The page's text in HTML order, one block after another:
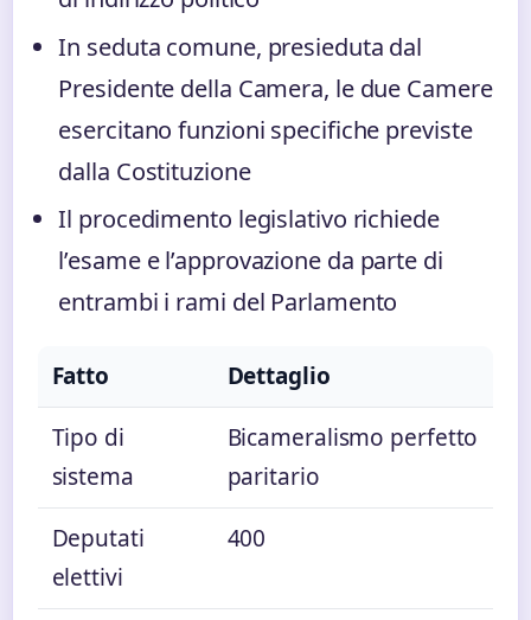
In seduta comune, presieduta dal
Presidente della Camera, le due Camere
esercitano funzioni specifiche previste
dalla Costituzione
Il procedimento legislativo richiede
l’esame e l’approvazione da parte di
entrambi i rami del Parlamento
Fatto
Dettaglio
Tipo di
sistema
Bicameralismo perfetto
paritario
Deputati
elettivi
400